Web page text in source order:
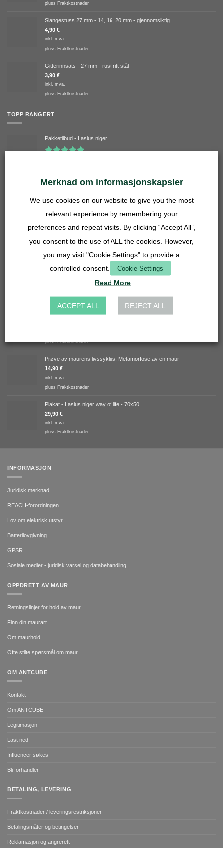
pluss Fraktkostnader
Slangestuss 27 mm - 14, 16, 20 mm - gjennomsiktig
4,90 €
inkl. mva.
pluss Fraktkostnader
Gitterinnsats - 27 mm - rustfritt stål
3,90 €
inkl. mva.
pluss Fraktkostnader
TOPP RANGERT
Pakketilbud - Lasius niger
inkl. mva.
12,52€
4,96
€
Weiße, glänzende Tasse
plussFraktkostnader
Prøve av maurens livssyklus: Metamorfose av en maur
14,90 €
inkl. mva.
pluss Fraktkostnader
Plakat - Lasius niger way of life - 70x50
29,90 €
inkl. mva.
pluss Fraktkostnader
INFORMASJON
Juridisk merknad
REACH-forordningen
Lov om elektrisk utstyr
Batterilovgivning
GPSR
Sosiale medier - juridisk varsel og databehandling
OPPDRETT AV MAUR
Retningslinjer for hold av maur
Finn din maurart
Om maurhold
Ofte stilte spørsmål om maur
OM ANTCUBE
Kontakt
Om ANTCUBE
Legitimasjon
Last ned
Influencer søkes
Bli forhandler
BETALING, LEVERING
Fraktkostnader / leveringsrestriksjoner
Betalingsmåter og betingelser
Reklamasjon og angrerett
Merknad om informasjonskapsler
We use cookies on our website to give you the most
relevant experience by remembering your
preferences and repeat visits. By clicking “Accept All”,
you consent to the use of ALL the cookies. However,
you may visit "Cookie Settings" to provide a
controlled consent.
Cookie Settings
Read More
ACCEPT ALL REJECT ALL